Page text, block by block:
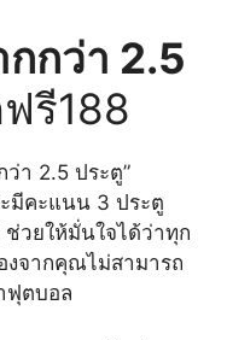
กว่า 2.5
รี188
า 2.5 ประตู”
มีคะแนน 3 ประตู
วยให้มั่นใจได้ว่าทุก
งจากคุณไม่สามารถ
ฟุตบอล